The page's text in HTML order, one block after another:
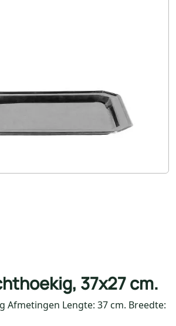
37x27 cm.
Afmetingen Lengte: 37 cm. Breedte: